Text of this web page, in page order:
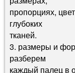
пропорциях,
глубоких
тканей.
3. размеры и
разберем
каждый палец в